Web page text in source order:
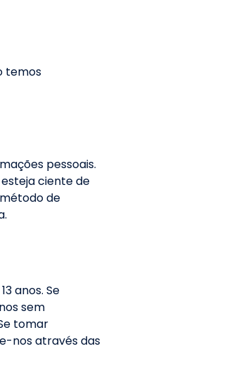
temos
pessoais.
ciente de
de
anos. Se
sem
tomar
nos através das